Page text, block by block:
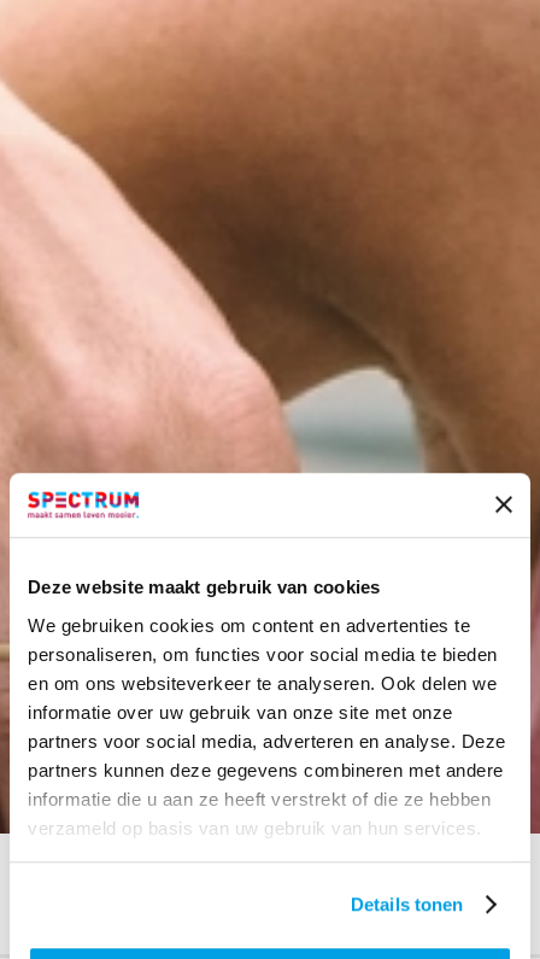
Deze website maakt gebruik van cookies
We gebruiken cookies om content en advertenties te
personaliseren, om functies voor social media te bieden
en om ons websiteverkeer te analyseren. Ook delen we
informatie over uw gebruik van onze site met onze
partners voor social media, adverteren en analyse. Deze
partners kunnen deze gegevens combineren met andere
informatie die u aan ze heeft verstrekt of die ze hebben
verzameld op basis van uw gebruik van hun services.
Details tonen